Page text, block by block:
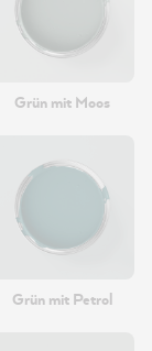
Grün mit Moos
Grün mit Petrol